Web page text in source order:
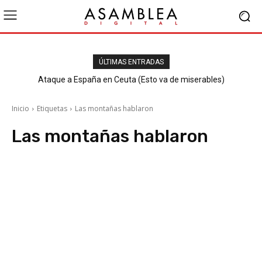
ÚLTIMAS ENTRADAS
Ataque a España en Ceuta (Esto va de miserables)
Inicio Etiquetas Las montañas hablaron
Las montañas hablaron